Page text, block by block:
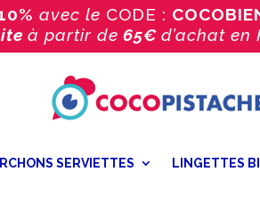
avec le CODE :
à partir de 65€ d’achat en
SERVIETTES LINGETTES